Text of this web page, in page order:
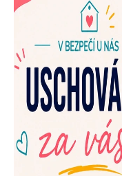
E
N
U